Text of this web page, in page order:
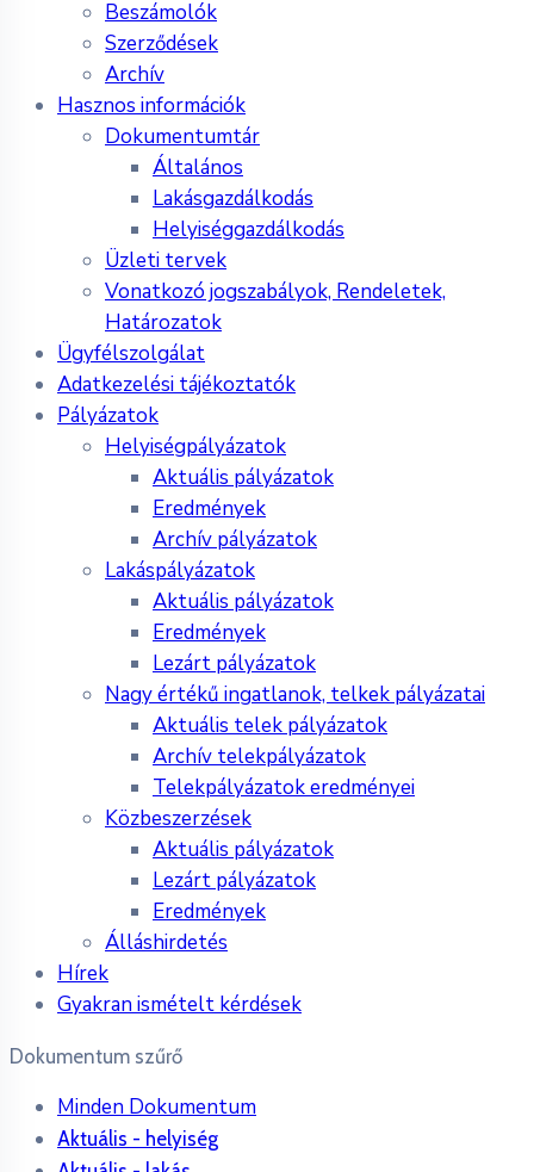
Beszámolók
Szerződések
Archív
Hasznos információk
Dokumentumtár
Általános
Lakásgazdálkodás
Helyiséggazdálkodás
Üzleti tervek
Vonatkozó jogszabályok, Rendeletek,
Határozatok
Ügyfélszolgálat
Adatkezelési tájékoztatók
Pályázatok
Helyiségpályázatok
Aktuális pályázatok
Eredmények
Archív pályázatok
Lakáspályázatok
Aktuális pályázatok
Eredmények
Lezárt pályázatok
Nagy értékű ingatlanok, telkek pályázatai
Aktuális telek pályázatok
Archív telekpályázatok
Telekpályázatok eredményei
Közbeszerzések
Aktuális pályázatok
Lezárt pályázatok
Eredmények
Álláshirdetés
Hírek
Gyakran ismételt kérdések
Dokumentum szűrő
Minden Dokumentum
Aktuális - helyiség